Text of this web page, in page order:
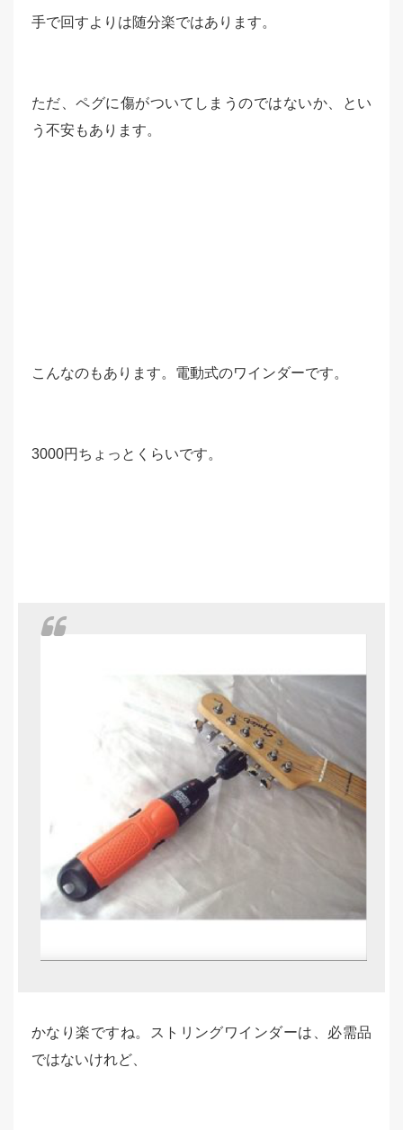
手で回すよりは随分楽ではあります。
ただ、ペグに傷がついてしまうのではないか、とい
う不安もあります。
こんなのもあります。電動式のワインダーです。
3000円ちょっとくらいです。
かなり楽ですね。ストリングワインダーは、必需品
ではないけれど、